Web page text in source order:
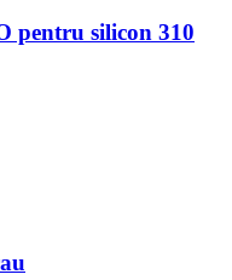
pentru silicon 310